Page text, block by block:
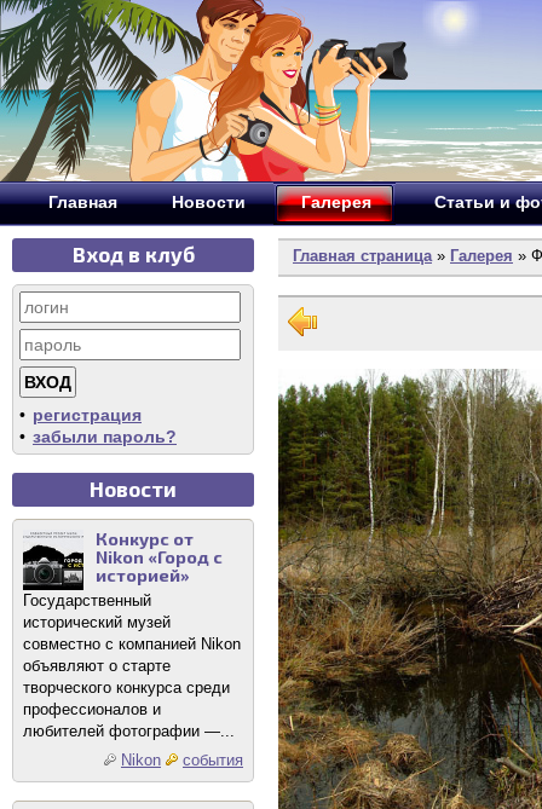
Главная Новости Галерея Статьи и
Вход в клуб
• регистрация
• забыли пароль?
Новости
Конкурс от
Nikon «Город с
историей»
Государственный
исторический музей
совместно с компанией Nikon
объявляют о старте
творческого конкурса среди
профессионалов и
любителей фотографии —...
Nikon
события
Главная страница» Галерея »